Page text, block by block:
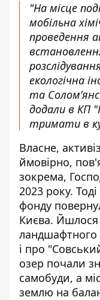
"На місце
мобільна
проведення
екологічна
та
додали в КП
тримати в
Власне,
ймовірно,
зокрема,
2023 року.
фонду
Києва. Йшлося
ландшафтного
і про
озер почали
самобуди, а
землю на